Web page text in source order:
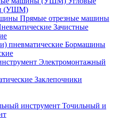
(УШМ)
Прямые отрезные машины
Зачистные
Бормашины
Электромонтажный
Заклепочники
Точильный и